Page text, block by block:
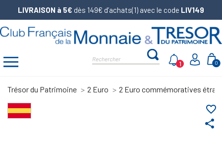
LIVRAISON à 5€ dès 149€ d’achats(1) avec le code LIV149
0
1
Trésor du Patrimoine 2 Euro 2 Euro commémoratives
share
favorite_border